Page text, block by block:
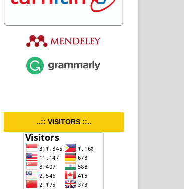
..:: VISITORS ::..